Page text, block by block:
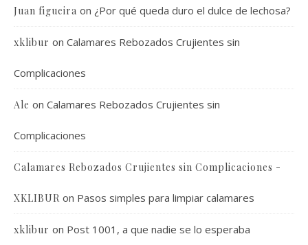
Juan figueira on ¿Por qué queda duro el dulce de lechosa?
xklibur on Calamares Rebozados Crujientes sin
Complicaciones
Ale on Calamares Rebozados Crujientes sin
Complicaciones
Calamares Rebozados Crujientes sin Complicaciones -
XKLIBUR on Pasos simples para limpiar calamares
xklibur on Post 1001, a que nadie se lo esperaba